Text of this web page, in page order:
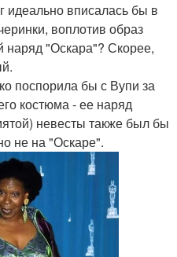
идеально вписалась бы в
воплотив образ
наряд "Оскара"? Скорее,
поспорила бы с Вупи за
костюма - ее наряд
невесты также был бы
не на "Оскаре".